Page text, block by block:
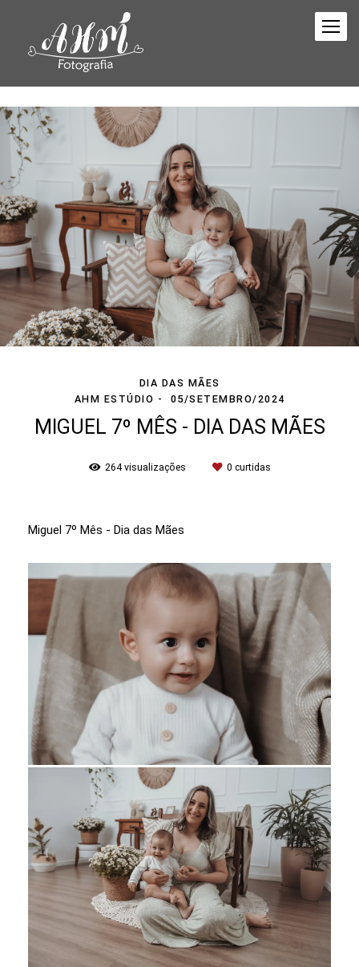
DIA DAS MÃES
AHM ESTÚDIO
05/SETEMBRO/2024
MIGUEL 7º MÊS - DIA DAS MÃES
264visualizações 0 curtidas
Miguel 7º Mês - Dia das Mães